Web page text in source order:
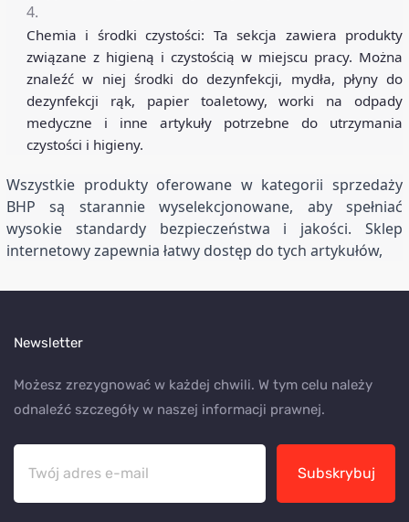
Chemia i środki czystości: Ta sekcja zawiera produkty
związane z higieną i czystością w miejscu pracy. Można
znaleźć w niej środki do dezynfekcji, mydła, płyny do
dezynfekcji rąk, papier toaletowy, worki na odpady
medyczne i inne artykuły potrzebne do utrzymania
czystości i higieny.
Wszystkie produkty oferowane w kategorii sprzedaży
BHP są starannie wyselekcjonowane, aby spełniać
wysokie standardy bezpieczeństwa i jakości. Sklep
internetowy zapewnia łatwy dostęp do tych artykułów,
Newsletter
Możesz zrezygnować w każdej chwili. W tym celu należy
odnaleźć szczegóły w naszej informacji prawnej.
Subskrybuj